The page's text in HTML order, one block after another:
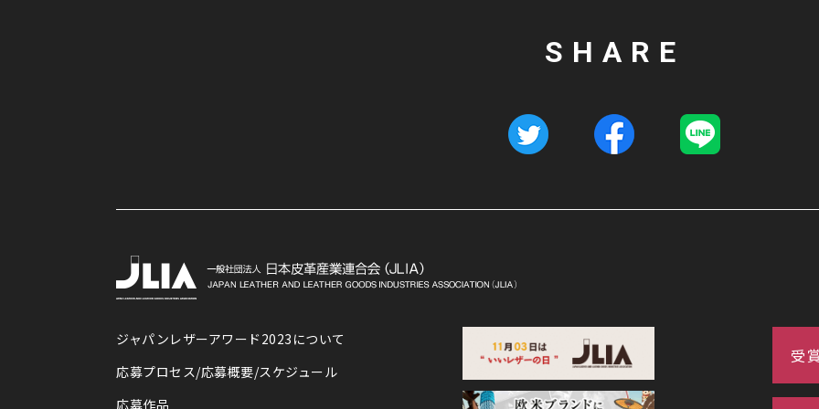
SHARE
受
ジャパンレザーアワード2023について
応募プロセス/応募概要/スケジュール
応募作品